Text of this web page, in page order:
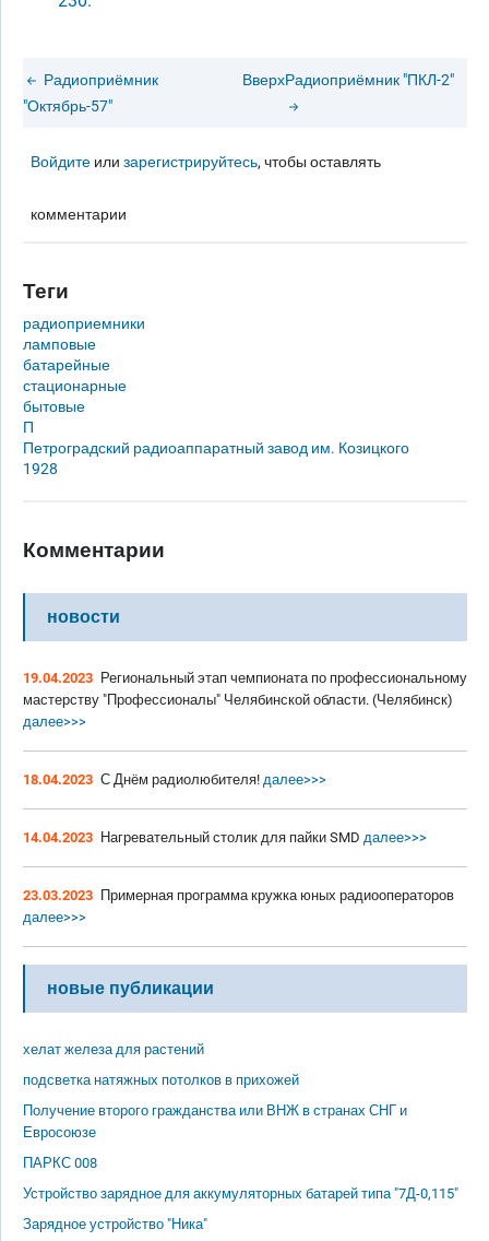
Радиоприёмник
"Октябрь-57"
ВверхРадиоприёмник "ПКЛ-2"
Войдите илизарегистрируйтесь, чтобы оставлять
комментарии
Теги
радиоприемники
ламповые
батарейные
стационарные
бытовые
П
Петроградский радиоаппаратный завод им. Козицкого
1928
Комментарии
новости
19.04.2023 Региональный этап чемпионата по профессиональному
мастерству "Профессионалы" Челябинской области. (Челябинск)
далее>>>
18.04.2023 С Днём радиолюбителя! далее>>>
14.04.2023 Нагревательный столик для пайки SMD далее>>>
23.03.2023 Примерная программа кружка юных радиооператоров
далее>>>
новые публикации
хелат железа для растений
подсветка натяжных потолков в прихожей
Получение второго гражданства или ВНЖ в странах СНГ и
Евросоюзе
ПАРКС 008
Устройство зарядное для аккумуляторных батарей типа "7Д-0,115"
Зарядное устройство "Ника"